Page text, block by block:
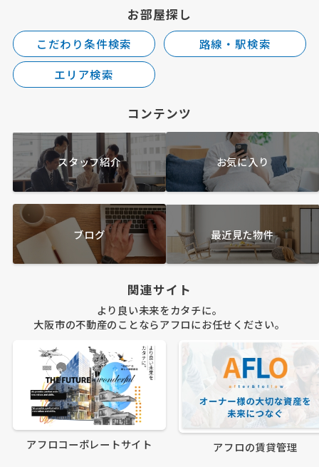
お部屋探し
こだわり条件検索
路線・駅検索
エリア検索
コンテンツ
スタッフ紹介 お気に入り
ブログ 最近見た物件
関連サイト
より良い未来をカタチに。
大阪市の不動産のことならアフロにお任せください。
アフロコーポレートサイト アフロの賃貸管理